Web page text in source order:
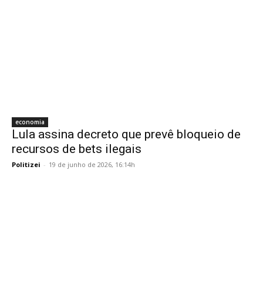
economia
Lula assina decreto que prevê bloqueio de
recursos de bets ilegais
Politizei - 19 de junho de 2026, 16:14h